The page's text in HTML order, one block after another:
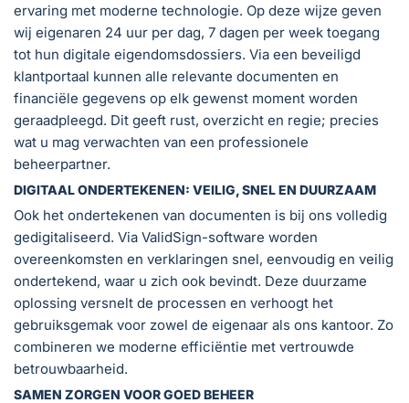
ervaring met moderne technologie. Op deze wijze geven
wij eigenaren 24 uur per dag, 7 dagen per week toegang
tot hun digitale eigendomsdossiers. Via een beveiligd
klantportaal kunnen alle relevante documenten en
financiële gegevens op elk gewenst moment worden
geraadpleegd. Dit geeft rust, overzicht en regie; precies
wat u mag verwachten van een professionele
beheerpartner.
DIGITAAL ONDERTEKENEN: VEILIG, SNEL EN DUURZAAM
Ook het ondertekenen van documenten is bij ons volledig
gedigitaliseerd. Via ValidSign-software worden
overeenkomsten en verklaringen snel, eenvoudig en veilig
ondertekend, waar u zich ook bevindt. Deze duurzame
oplossing versnelt de processen en verhoogt het
gebruiksgemak voor zowel de eigenaar als ons kantoor. Zo
combineren we moderne efficiëntie met vertrouwde
betrouwbaarheid.
SAMEN ZORGEN VOOR GOED BEHEER